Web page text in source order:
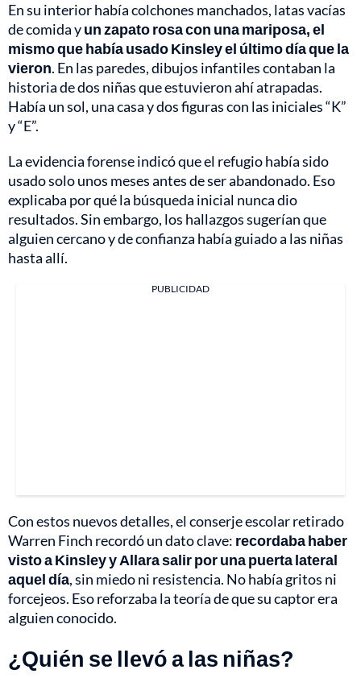
En su interior había colchones manchados, latas vacías
de comida yun zapato rosa con una mariposa, el
mismo que había usado Kinsley el último día que la
vieron. En las paredes, dibujos infantiles contaban la
historia de dos niñas que estuvieron ahí atrapadas.
Había un sol, una casa y dos figuras con las iniciales “K”
y “E”.
La evidencia forense indicó que el refugio había sido
usado solo unos meses antes de ser abandonado. Eso
explicaba por qué la búsqueda inicial nunca dio
resultados. Sin embargo, los hallazgos sugerían que
alguien cercano y de confianza había guiado a las niñas
hasta allí.
PUBLICIDAD
Con estos nuevos detalles, el conserje escolar retirado
Warren Finch recordó un dato clave: recordaba haber
visto a Kinsley y Allara salir por una puerta lateral
aquel día, sin miedo ni resistencia. No había gritos ni
forcejeos. Eso reforzaba la teoría de que su captor era
alguien conocido.
¿Quién se llevó a las niñas?